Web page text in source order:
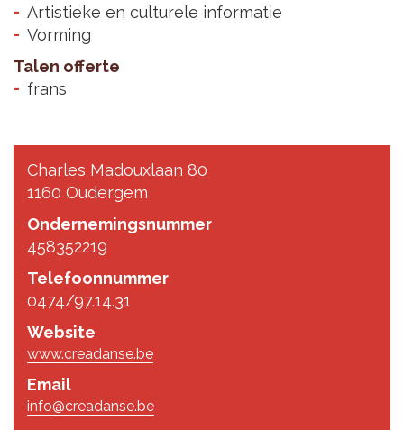
Artistieke en culturele informatie
Vorming
Talen offerte
frans
Charles Madouxlaan 80
1160 Oudergem
Ondernemingsnummer
458352219
Telefoonnummer
0474/97.14.31
Website
www.creadanse.be
Email
info@creadanse.be